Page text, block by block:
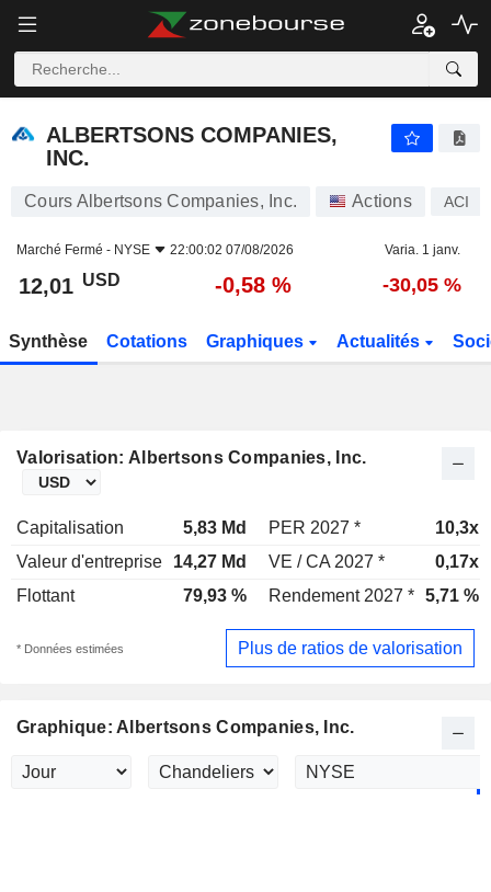
ALBERTSONS COMPANIES,
INC.
Cours Albertsons Companies, Inc. Actions ACI
Marché Fermé - NYSE 22:00:02 07/08/2026 Varia. 1 janv.
12,01 USD -0,58 % -30,05 %
Synthèse Cotations Graphiques Actualités
Valorisation: Albertsons Companies, Inc.
Capitalisation 5,83 Md PER 2027 *
10,3x
Valeur d'entreprise
14,27 Md VE / CA 2027 *
0,17x
Flottant
79,93 % Rendement 2027 * 5,71 %
* Données estimées Plus de ratios de valorisation
Graphique: Albertsons Companies, Inc.